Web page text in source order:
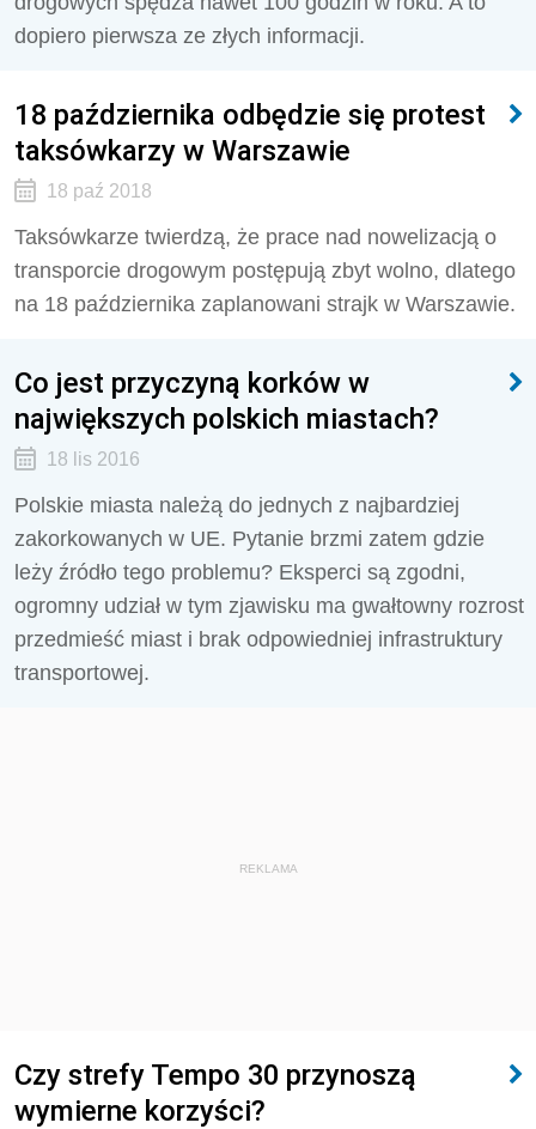
dopiero pierwsza ze złych informacji.
18 października odbędzie się protest
taksówkarzy w Warszawie
18 paź 2018
Taksówkarze twierdzą, że prace nad nowelizacją o
transporcie drogowym postępują zbyt wolno, dlatego
na 18 października zaplanowani strajk w Warszawie.
Co jest przyczyną korków w
największych polskich miastach?
18 lis 2016
Polskie miasta należą do jednych z najbardziej
zakorkowanych w UE. Pytanie brzmi zatem gdzie
leży źródło tego problemu? Eksperci są zgodni,
ogromny udział w tym zjawisku ma gwałtowny rozrost
przedmieść miast i brak odpowiedniej infrastruktury
transportowej.
REKLAMA
Czy strefy Tempo 30 przynoszą
wymierne korzyści?